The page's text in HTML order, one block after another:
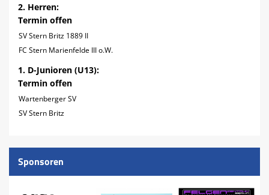
2. Herren:
Termin offen
SV Stern Britz 1889 II
FC Stern Marienfelde III o.W.
1. D-Junioren (U13):
Termin offen
Wartenberger SV
SV Stern Britz
Sponsoren